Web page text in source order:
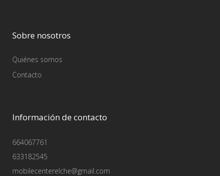
Sobre nosotros
Quiénes somos
Contacto
Información de contacto
664067761
633182545
mobilecenterelche@gmail.com